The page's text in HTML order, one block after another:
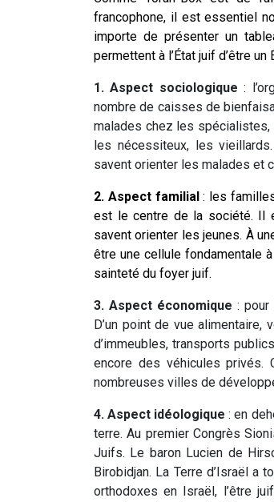
francophone, il est essentiel
importe de présenter un
permettent à l’État juif d’être
1. Aspect sociologique :
nombre de caisses de
malades chez les spécialistes,
les nécessiteux, les
savent orienter les malades et
2. Aspect familial : les
est le centre de la société. Il
savent orienter les jeunes. À
être une cellule fondamentale
sainteté du foyer juif.
3. Aspect économique : pour
D’un point de vue
d’immeubles, transports
encore des véhicules privés.
nombreuses villes de
4. Aspect idéologique : en
terre. Au premier Congrès
Juifs. Le baron Lucien de
Birobidjan. La Terre d’Israël a
orthodoxes en Israël, l’être